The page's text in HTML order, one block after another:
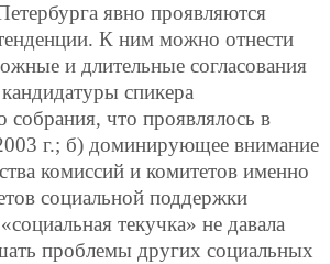
явно проявляются
К ним можно отнести
и длительные согласования
спикера
собрания, что проявлялось в
г.; б) доминирующее внимание
комиссий и комитетов именно
социальной поддержки
текучка» не давала
проблемы других социальных